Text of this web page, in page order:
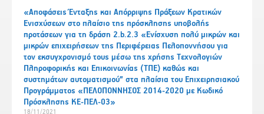
«Αποφάσεις Ένταξης και Απόρριψης Πράξεων Κρατικών
Ενισχύσεων στο πλαίσιο της πρόσκλησης υποβολής
προτάσεων για τη δράση 2.b.2.3 «Ενίσχυση πολύ μικρών και
μικρών επιχειρήσεων της Περιφέρειας Πελοποννήσου για
τον εκσυγχρονισμό τους μέσω της χρήσης Τεχνολογιών
Πληροφορικής και Επικοινωνίας (ΤΠΕ) καθώς και
συστημάτων αυτοματισμού” στα πλαίσια του Επιχειρησιακού
Προγράμματος «ΠΕΛΟΠΟΝΝΗΣΟΣ 2014-2020 με Κωδικό
Πρόσκλησης ΚΕ-ΠΕΛ-03»
18/11/2021